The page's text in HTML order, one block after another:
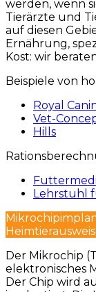
werden, wenn
Tierärzte und
auf diesen
Ernährung,
Kost: wir
Beispiele von
Royal
Vet-
Hills
Lehrstuhl
Der Mikrochip
elektronisches
Der Chip wird